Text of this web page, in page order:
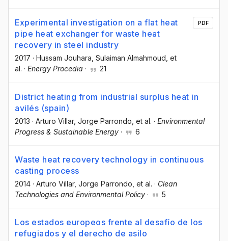
Experimental investigation on a flat heat
pipe heat exchanger for waste heat
recovery in steel industry
2017 · Hussam Jouhara , Sulaiman Almahmoud , et
al. · Energy Procedia · 21
PDF
District heating from industrial surplus heat in
avilés (spain)
2013 · Arturo Villar, Jorge Parrondo , et al. · Environmental
Progress & Sustainable Energy · 6
Waste heat recovery technology in continuous
casting process
2014 · Arturo Villar, Jorge Parrondo , et al. · Clean
Technologies and Environmental Policy · 5
Los estados europeos frente al desafío de los
refugiados y el derecho de asilo